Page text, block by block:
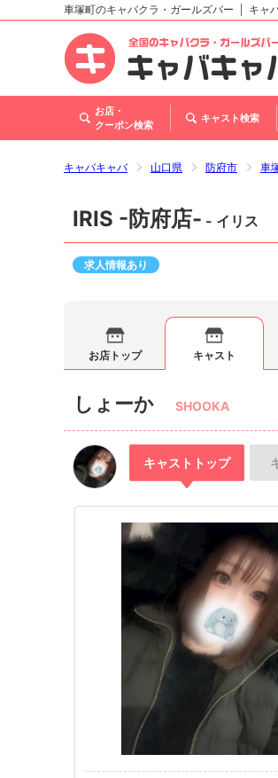
北海道
東北
甲信越・北陸
関西
車塚町のキャバクラ・ガールズバー キャ
お店・
クーポン検索
キャスト検索
キャバキャバ 山口県 防府市 車
IRIS -防府店- - イリス
求人情報あり
お店トップ キャスト
しょーか SHOOKA
キャスト トップ